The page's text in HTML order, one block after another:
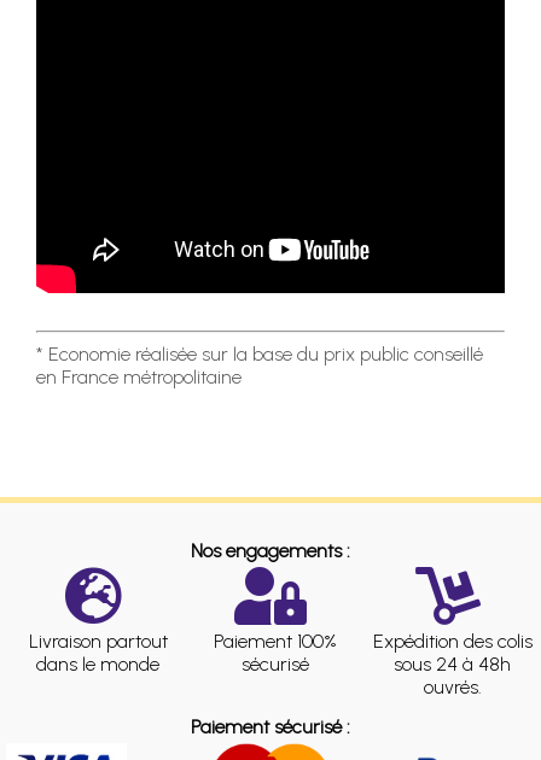
* Economie réalisée sur la base du prix public conseillé
en France métropolitaine
Nos engagements :
Livraison partout
dans le monde
Paiement 100%
sécurisé
Expédition des colis
sous 24 à 48h
ouvrés.
Paiement sécurisé :